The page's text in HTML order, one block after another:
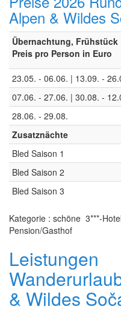
Alpen & Wildes
Übernachtung, Frühstück
Preis pro Person in Euro
23.05. - 06.06. | 13.09. -
07.06. - 27.06. | 30.08. -
28.06. - 29.08.
Zusatznächte
Bled Saison 1
Bled Saison 2
Bled Saison 3
Kategorie : schöne 3***-
Pension/Gasthof
Leistungen
& Wildes